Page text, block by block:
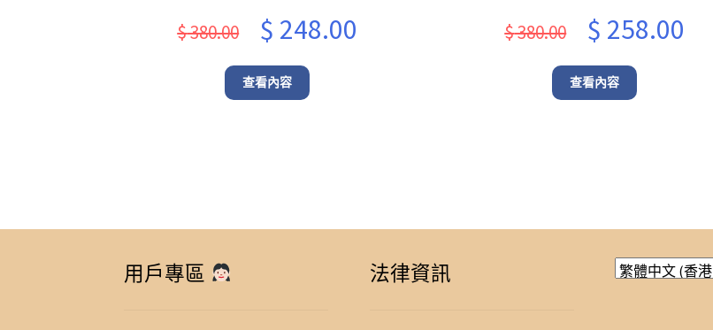
$380.00
Original
price
was:
$ 380.00.
$ 248.00
查看內容
$380.00
Original
price
was:
$ 380.00.
$ 258.00
查看內容
用戶專區 法律資訊